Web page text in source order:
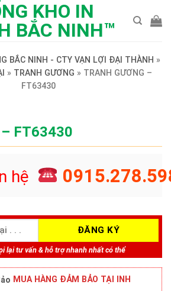
BẮC NINH - CTY VẠN LỢI ĐẠI THÀNH »
» TRANH GƯƠNG » TRANH GƯƠNG –
FT63430
FT63430
hệ
lại tư vấn & hỗ trợ nhanh nhất có thể
MUA HÀNG ĐẢM BẢO TẠI INH